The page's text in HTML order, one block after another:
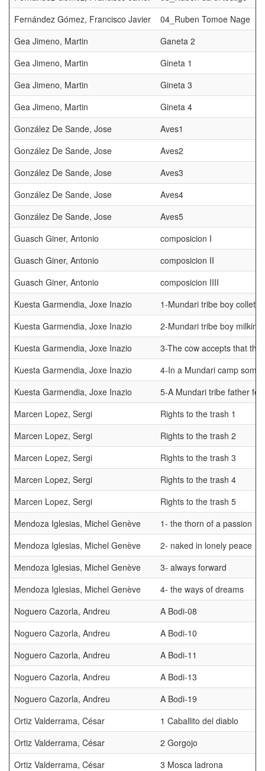
Fernández Gómez, Francisco Javier
04_Ruben Tomoe Nage
Gea Jimeno, Martin
Ganeta 2
Gea Jimeno, Martin
Gineta 1
Gea Jimeno, Martin
Gineta 3
Gea Jimeno, Martin
Gineta 4
González De Sande, Jose
Aves1
González De Sande, Jose
Aves2
González De Sande, Jose
Aves3
González De Sande, Jose
Aves4
González De Sande, Jose
Aves5
Guasch Giner, Antonio
composicion I
Guasch Giner, Antonio
composicion II
Guasch Giner, Antonio
composicion IIII
Kuesta Garmendia, Joxe Inazio
1-Mundari tribe boy
Kuesta Garmendia, Joxe Inazio
2-Mundari tribe boy milking
Kuesta Garmendia, Joxe Inazio
3-The cow accepts that
Kuesta Garmendia, Joxe Inazio
4-In a Mundari camp
Kuesta Garmendia, Joxe Inazio
5-A Mundari tribe father
Marcen Lopez, Sergi
Rights to the trash 1
Marcen Lopez, Sergi
Rights to the trash 2
Marcen Lopez, Sergi
Rights to the trash 3
Marcen Lopez, Sergi
Rights to the trash 4
Marcen Lopez, Sergi
Rights to the trash 5
Mendoza Iglesias, Michel Genève
1- the thorn of a passion
Mendoza Iglesias, Michel Genève
2- naked in lonely peace
Mendoza Iglesias, Michel Genève
3- always forward
Mendoza Iglesias, Michel Genève
4- the ways of dreams
Noguero Cazorla, Andreu
A Bodi-08
Noguero Cazorla, Andreu
A Bodi-10
Noguero Cazorla, Andreu
A Bodi-11
Noguero Cazorla, Andreu
A Bodi-13
Noguero Cazorla, Andreu
A Bodi-19
Ortiz Valderrama, César
1 Caballito del diablo
Ortiz Valderrama, César
2 Gorgojo
Ortiz Valderrama, César
3 Mosca ladrona